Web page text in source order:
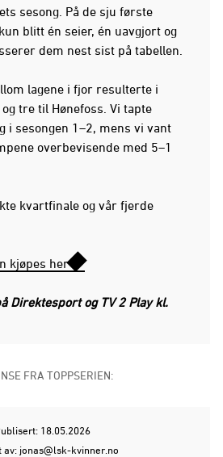
sesong. På de sju første
blitt én seier, én uavgjort og
dem nest sist på tabellen.
lagene i fjor resulterte i
tre til Hønefoss. Vi tapte
i sesongen 1–2, mens vi vant
overbevisende med 5–1
kvartfinale og vår fjerde
kjøpes her
Direktesport og TV 2 Play kl.
FRA TOPPSERIEN:
18.05.2026
av: jonas@lsk-kvinner.no